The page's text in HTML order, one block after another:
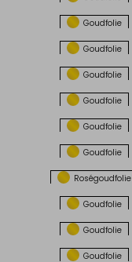
Goudfolie
Goudfolie
Goudfolie
Goudfolie
Goudfolie
Goudfolie
Roségoudfolie
Goudfolie
Goudfolie
Goudfolie